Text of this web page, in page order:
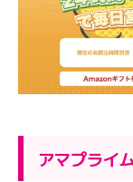
アマプライ